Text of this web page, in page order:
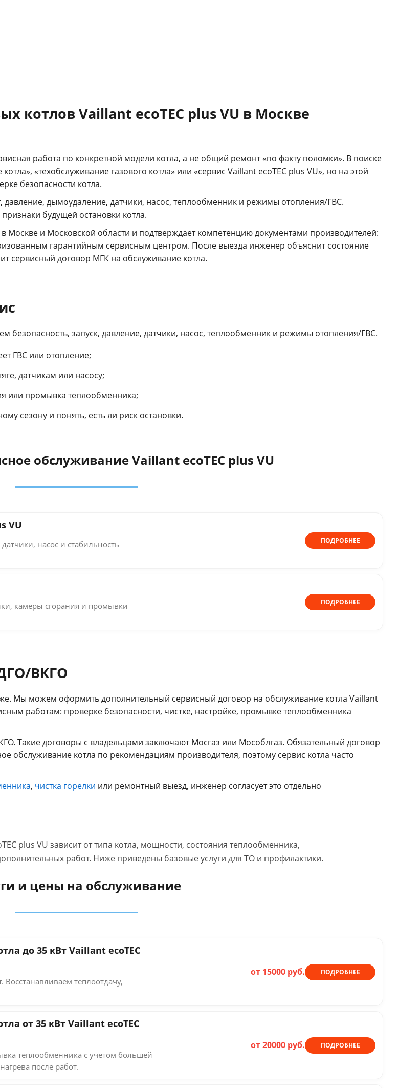
котлов Vaillant ecoTEC plus VU в Москве
работа по конкретной модели котла, а не общий ремонт «по факту поломки». В поиске
«техобслуживание газового котла» или «сервис Vaillant ecoTEC plus VU», но на этой
безопасности котла.
давление, дымоудаление, датчики, насос, теплообменник и режимы отопления/ГВС.
будущей остановки котла.
Москве и Московской области и подтверждает компетенцию документами производителей:
гарантийным сервисным центром. После выезда инженер объяснит состояние
сервисный договор МГК на обслуживание котла.
безопасность, запуск, давление, датчики, насос, теплообменник и режимы отопления/ГВС.
ГВС или отопление;
датчикам или насосу;
или промывка теплообменника;
сезону и понять, есть ли риск остановки.
обслуживание Vaillant ecoTEC plus VU
VU
насос и стабильность
ПОДРОБНЕЕ
камеры сгорания и промывки
ПОДРОБНЕЕ
ВКГО
Мы можем оформить дополнительный сервисный договор на обслуживание котла Vaillant
работам: проверке безопасности, чистке, настройке, промывке теплообменника
Такие договоры с владельцами заключают Мосгаз или Мособлгаз. Обязательный договор
обслуживание котла по рекомендациям производителя, поэтому сервис котла часто
, чистка горелки или ремонтный выезд, инженер согласует это отдельно
plus VU зависит от типа котла, мощности, состояния теплообменника,
работ. Ниже приведены базовые услуги для ТО и профилактики.
и цены на обслуживание
до 35 кВт Vaillant ecoTEC
теплоотдачу,
от 15000 руб. ПОДРОБНЕЕ
от 35 кВт Vaillant ecoTEC
теплообменника с учётом большей
после работ.
от 20000 руб. ПОДРОБНЕЕ